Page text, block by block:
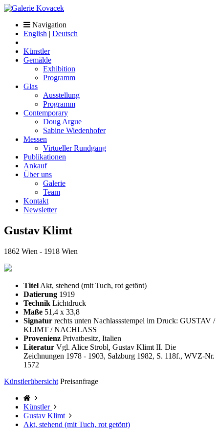
Navigation
English | Deutsch
Künstler
Gemälde
Exhibition
Programm
Glas
Ausstellung
Programm
Contemporary
Doug Argue
Sabine Wiedenhofer
Messen
Virtueller Rundgang
Publikationen
Ankauf
Über uns
Galerie
Team
Kontakt
Newsletter
Gustav Klimt
1862 Wien - 1918 Wien
Titel Akt, stehend (mit Tuch, rot getönt)
Datierung 1919
Technik Lichtdruck
Maße 51,4 x 33,8
Signatur rechts unten Nachlassstempel im Druck: GUSTAV /
KLIMT / NACHLASS
Provenienz Privatbesitz, Italien
Literatur Vgl. Alice Strobl, Gustav Klimt II. Die
Zeichnungen 1978 - 1903, Salzburg 1982, S. 118f., WVZ-Nr.
1572
Künstlerübersicht Preisanfrage
Künstler
Gustav Klimt
Akt, stehend (mit Tuch, rot getönt)